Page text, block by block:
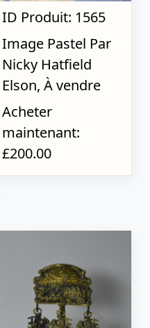
ID Produit: 1565
Image Pastel Par
Nicky Hatfield
Elson, À vendre
Acheter
maintenant:
£200.00